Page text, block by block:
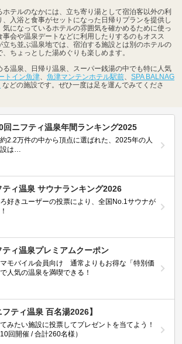
テルのなかには、立ち寄り湯として宿泊客以外の利
入浴と食事がセットになった日帰りプランを提供し
になっているホテルの雰囲気を確かめるために使っ
会や温泉デートなどに利用したりするのもオスス
立ち並ぶ温泉地では、宿泊する施設とは別のホテルの
ちょっとした湯めぐりも楽しめます。
温泉、日帰り温泉、スーパー銭湯の中でも特に人気
トイン魚津 魚津マンテンホテル駅前
SPA BALNAG
などの施設です。ぜひ一度は足を運んでみてくださ
回ニフティ温泉年間ランキング2025
2.2万件の中から頂点に選ばれた、2025年の人
は…
ティ温泉 サウナランキング2026
好きユーザーの投票により、全国No.1サウナが
ティ温泉プレミアムクーポン
マモバイル会員向け 通常よりもお得な「特別価
人気の温泉を満喫できる！
フティ温泉 百名湯2026】
みたい施設に投票してプレゼントを当てよう！
10回開催 / 合計260名様）